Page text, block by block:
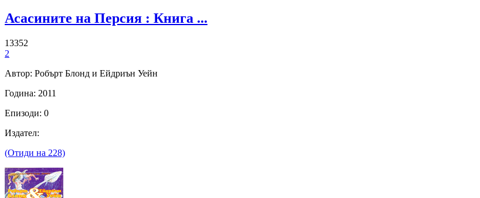
Асасините на Персия : Книга ...
13352
2
Автор: Робърт Блонд и Ейдриън Уейн
Година: 2011
Епизоди: 0
Издател:
(Отиди на 228)